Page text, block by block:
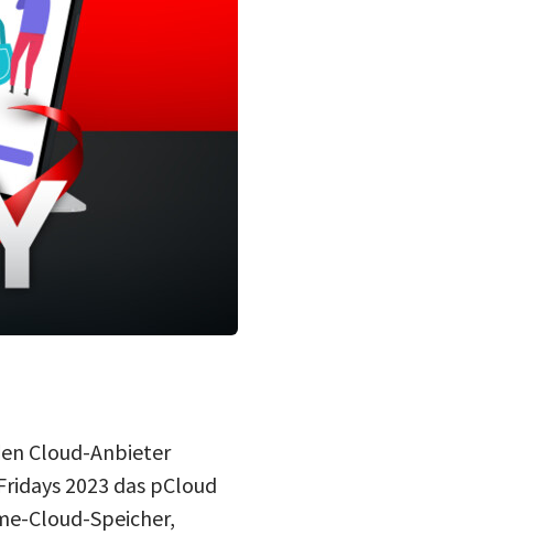
Cloud-Anbieter
2023 das pCloud
Cloud-Speicher,